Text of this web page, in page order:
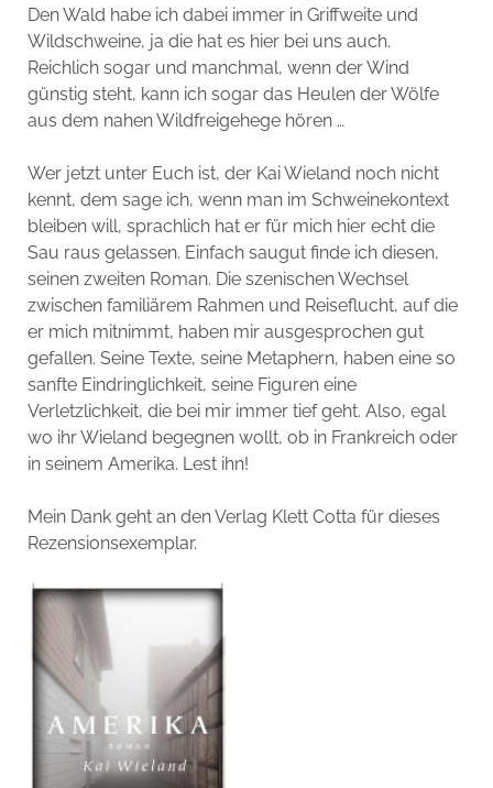
Den Wald habe ich dabei immer in Griffweite und
Wildschweine, ja die hat es hier bei uns auch.
Reichlich sogar und manchmal, wenn der Wind
günstig steht, kann ich sogar das Heulen der Wölfe
aus dem nahen Wildfreigehege hören …
Wer jetzt unter Euch ist, der Kai Wieland noch nicht
kennt, dem sage ich, wenn man im Schweinekontext
bleiben will, sprachlich hat er für mich hier echt die
Sau raus gelassen. Einfach saugut finde ich diesen,
seinen zweiten Roman. Die szenischen Wechsel
zwischen familiärem Rahmen und Reiseflucht, auf die
er mich mitnimmt, haben mir ausgesprochen gut
gefallen. Seine Texte, seine Metaphern, haben eine so
sanfte Eindringlichkeit, seine Figuren eine
Verletzlichkeit, die bei mir immer tief geht. Also, egal
wo ihr Wieland begegnen wollt, ob in Frankreich oder
in seinem Amerika. Lest ihn!
Mein Dank geht an den Verlag Klett Cotta für dieses
Rezensionsexemplar.